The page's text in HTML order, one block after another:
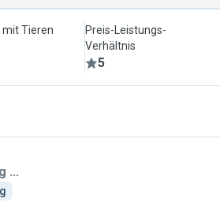
mit Tieren
Preis-Leistungs-
Verhältnis
5
...